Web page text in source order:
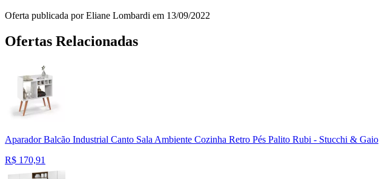
Oferta publicada por Eliane Lombardi em 13/09/2022
Ofertas Relacionadas
Aparador Balcão Industrial Canto Sala Ambiente Cozinha Retro Pés Palito Rubi - Stucchi & Gaio
R$ 170,91